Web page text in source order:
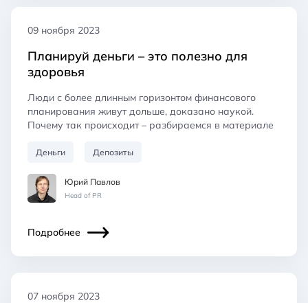
09 ноября 2023
Планируй деньги – это полезно для
здоровья
Люди с более длинным горизонтом финансового
планирования живут дольше, доказано наукой.
Почему так происходит – разбираемся в материале
Деньги Депозиты
Юрий Павлов
Head of PR
Подробнее
07 ноября 2023